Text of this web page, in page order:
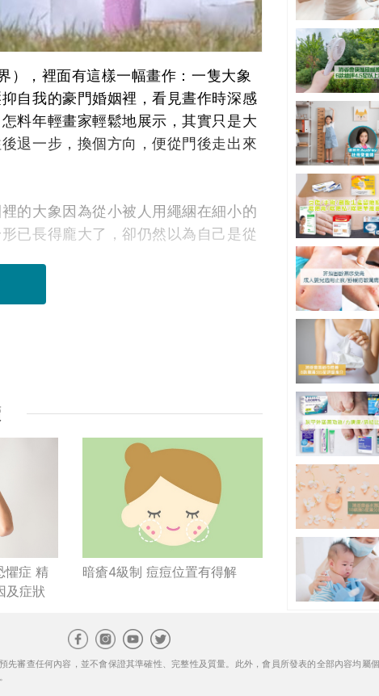
），裡面有這樣一幅畫作：一隻大象
自我的豪門婚姻裡，看見晝作時深感
料年輕畫家輕鬆地展示，其實只是大
退一步，換個方向，便從門後走出來
的大象因為從小被人用繩綑在細小的
已長得龐大了，卻仍然以為自己是從
懼症 精
及症狀
暗瘡4級制 痘痘位置有得解
審查任何內容，並不會保證其準確性、完整性及質量。此外，會員所發表的全部內容均屬